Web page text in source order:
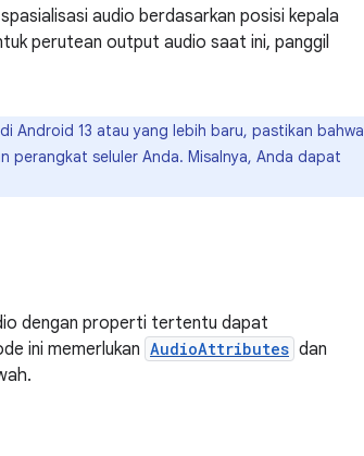
audio berdasarkan posisi kepala
perutean output audio saat ini, panggil
Android 13 atau yang lebih baru, pastikan bahwa
perangkat seluler Anda. Misalnya, Anda dapat
dengan properti tertentu dapat
ini memerlukan AudioAttributes dan